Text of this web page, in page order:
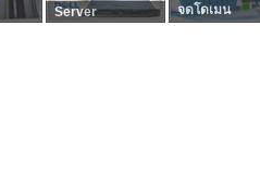
Server จดโดเมน